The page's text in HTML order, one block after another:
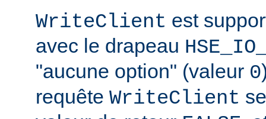
WriteClient est
avec le drapeau
"aucune option" (valeur 0
requête WriteClient